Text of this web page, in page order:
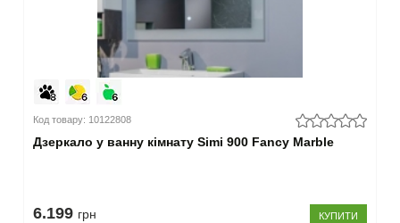
Код товару: 10122808
Дзеркало у ванну кімнату Simi 900 Fancy Marble
6.199 грн КУПИТИ